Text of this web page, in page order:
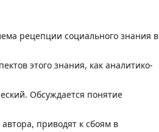
рецепции социального знания в
этого знания, как аналитико-
Обсуждается понятие
приводят к сбоям в